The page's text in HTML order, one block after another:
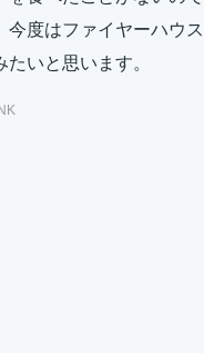
今度はファイヤーハウス
いと思います。